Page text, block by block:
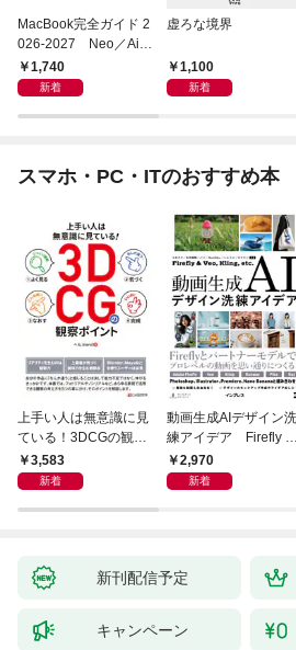
MacBook完全ガイド 2
026-2027 Neo／Air
／Pro対応
1,740
新着
虚ろな境界
1,100
新着
スマホ・PC・ITのおすすめ本
上手い人は無意識に見
ている！3DCGの観察
ポイント
3,583
新着
動画生成AIデザイン洗
練アイデア Firefly &
Veo， Kling， etc.
2,970
新着
新刊配信予定
キャンペーン